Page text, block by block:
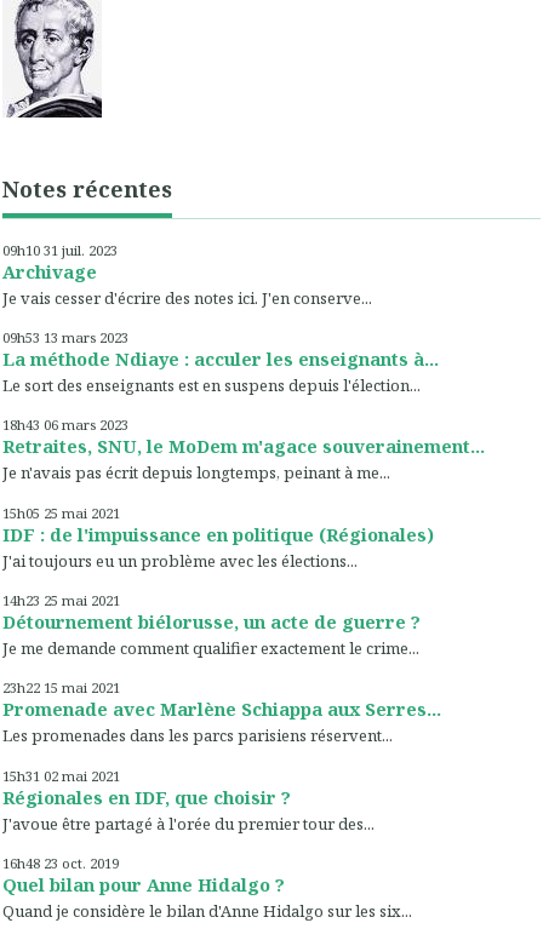
Notes récentes
09h10 31 juil. 2023
Archivage
Je vais cesser d'écrire des notes ici. J'en conserve...
09h53 13 mars 2023
La méthode Ndiaye : acculer les enseignants à...
Le sort des enseignants est en suspens depuis l'élection...
18h43 06 mars 2023
Retraites, SNU, le MoDem m'agace souverainement...
Je n'avais pas écrit depuis longtemps, peinant à me...
15h05 25 mai 2021
IDF : de l'impuissance en politique (Régionales)
J'ai toujours eu un problème avec les élections...
14h23 25 mai 2021
Détournement biélorusse, un acte de guerre ?
Je me demande comment qualifier exactement le crime...
23h22 15 mai 2021
Promenade avec Marlène Schiappa aux Serres...
Les promenades dans les parcs parisiens réservent...
15h31 02 mai 2021
Régionales en IDF, que choisir ?
J'avoue être partagé à l'orée du premier tour des...
16h48 23 oct. 2019
Quel bilan pour Anne Hidalgo ?
Quand je considère le bilan d'Anne Hidalgo sur les six...